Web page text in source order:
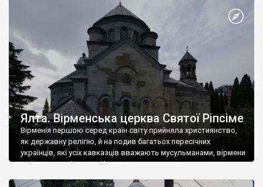
Херсонесі Володимир-язичник, став Василем-християнином.
А потім було Хрещення Русі. На честь Херсонесу Таврійського
Ялта. Вірменська церква Святої Ріпсіме
Вірменія першою серед країн світу прийняла християнство,
як державну релігію, й на подив багатьох пересічних
українців, які усіх кавказців вважають мусульманами, вірмени
є відданими вірянами Христа